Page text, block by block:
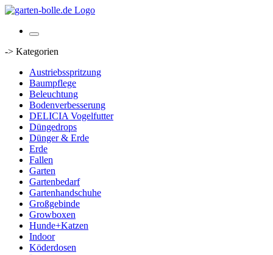
-> Kategorien
Austriebsspritzung
Baumpflege
Beleuchtung
Bodenverbesserung
DELICIA Vogelfutter
Düngedrops
Dünger & Erde
Erde
Fallen
Garten
Gartenbedarf
Gartenhandschuhe
Großgebinde
Growboxen
Hunde+Katzen
Indoor
Köderdosen